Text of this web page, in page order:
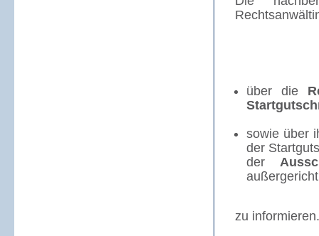
über die
sowie über
der
der
zu informieren.